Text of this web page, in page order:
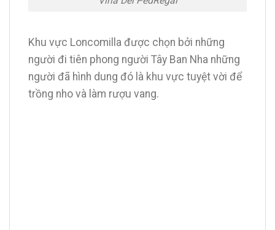
Khu vực Loncomilla được chọn bởi những
người đi tiên phong người Tây Ban Nha những
người đã hình dung đó là khu vực tuyệt vời để
trồng nho và làm rượu vang.